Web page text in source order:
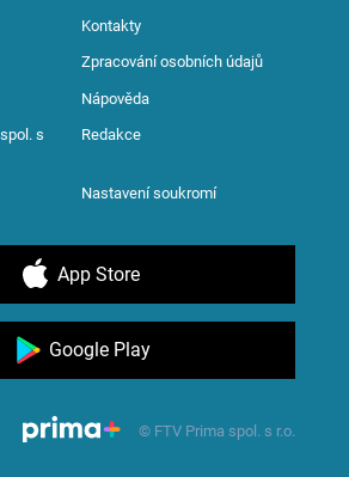
Kontakty
Zpracování osobních údajů
Nápověda
s
Redakce
Nastavení soukromí
App Store
Google Play
© FTV Prima spol. s r.o.